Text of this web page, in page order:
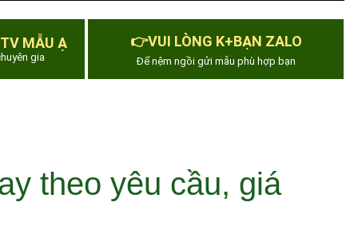
MẪU Ạ
gia
👉VUI LÒNG K+BẠN ZALO
Để nệm ngồi gửi mẫu phù hợp bạn
theo yêu cầu, giá